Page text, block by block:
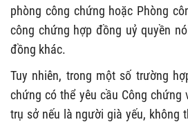
phòng công chứng hoặc Phòng
công chứng hợp đồng uỷ quyền
đồng khác.
Tuy nhiên, trong một số trường
chứng có thể yêu cầu Công chứng
trụ sở nếu là người già yếu, không